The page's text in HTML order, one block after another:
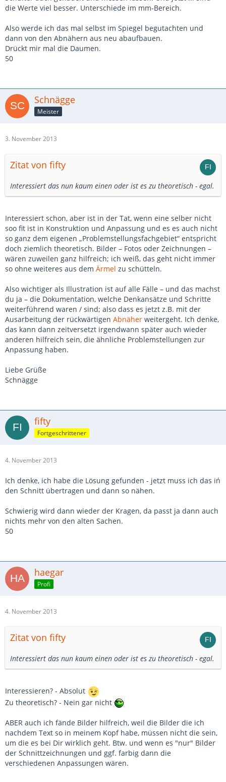
die Werte viel besser. Unterschiede im mm-Bereich.
Also werde ich das mal selbst im Spiegel begutachten und
dann von den Abnähern aus neu abaufbauen.
Drückt mir mal die Daumen.
50
Schnägge
Meister
3. November 2013
Zitat von fifty
Interessiert das nun kaum einen oder ist es zu theoretisch - egal.
Interessiert schon, aber ist in der Tat, wenn eine selber nicht
soo fit ist in Konstruktion und Anpassung und es es auch nicht
so ganz dem eigenen „Problemstellungsfachgebiet“ entspricht
doch ziemlich theoretisch. Bilder – Fotos oder Zeichnungen –
wären zuweilen ganz hilfreich; ich weiß, das geht nicht immer
so ohne weiteres aus dem Ärmel zu schütteln.
Also wichtiger als Illustration ist auf alle Fälle – und das machst
du ja – die Dokumentation, welche Denkansätze und Schritte
weiterführend waren / sind; also dass es jetzt z.B. mit der
Ausarbeitung der rückwärtigen Abnäher weitergeht. Ich denke,
das kann dann zeitversetzt irgendwann später auch wieder
anderen hilfreich sein, die ähnliche Problemstellungen zur
Anpassung haben.
Liebe Grüße
Schnägge
fifty
Fortgeschrittener
4. November 2013
Ich denke, ich habe die Lösung gefunden - jetzt muss ich das iń
den Schnitt übertragen und dann so nähen.
Schwierig wird dann wieder der Kragen, da passt ja dann auch
nichts mehr von den alten Sachen.
50
haegar
Profi
4. November 2013
Zitat von fifty
Interessiert das nun kaum einen oder ist es zu theoretisch - egal.
Interessieren? - Absolut
Zu theoretisch? - Nein gar nicht
ABER auch ich fände Bilder hilfreich, weil die Bilder die ich
nachdem Text so in meinem Kopf habe, müssen nicht die sein,
um die es bei Dir wirklich geht. Btw. und wenn es "nur" Bilder
der Schnittzeichnungen und ggf. farbig dann die
verschiedenen Anpassungen wären.